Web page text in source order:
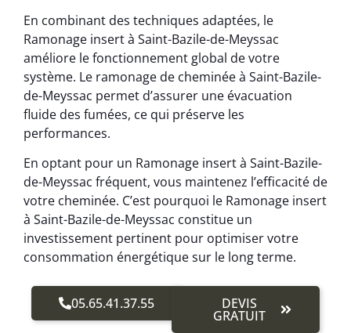
En combinant des techniques adaptées, le
Ramonage insert à Saint-Bazile-de-Meyssac
améliore le fonctionnement global de votre
système. Le ramonage de cheminée à Saint-Bazile-
de-Meyssac permet d’assurer une évacuation
fluide des fumées, ce qui préserve les
performances.
En optant pour un Ramonage insert à Saint-Bazile-
de-Meyssac fréquent, vous maintenez l’efficacité de
votre cheminée. C’est pourquoi le Ramonage insert
à Saint-Bazile-de-Meyssac constitue un
investissement pertinent pour optimiser votre
consommation énergétique sur le long terme.
05.65.41.37.55 DEVIS
GRATUIT